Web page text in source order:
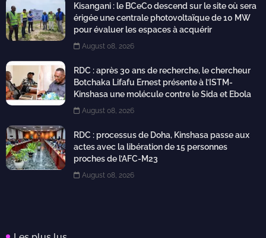
Kisangani : le BCeCo descend sur le site où sera
érigée une centrale photovoltaïque de 10 MW
pour évaluer les espaces à acquérir
August 08, 2026
RDC : après 30 ans de recherche, le chercheur
Botchaka Lifafu Ernest présente à l’ISTM-
Kinshasa une molécule contre le Sida et Ebola
August 08, 2026
RDC : processus de Doha, Kinshasa passe aux
actes avec la libération de 15 personnes
proches de l’AFC-M23
August 08, 2026